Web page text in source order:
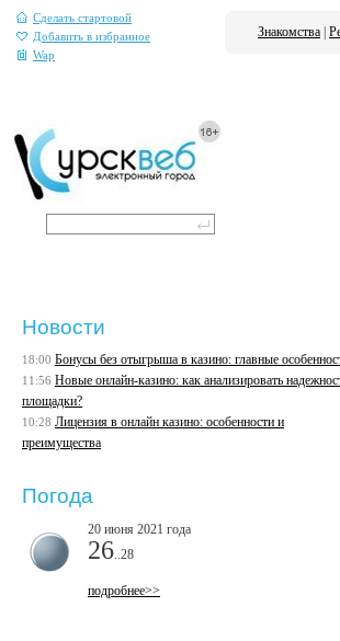
Сделать стартовой
Добавить в избранное
Wap
Знакомства
Новости
18:00 Бонусы без отыгрыша в казино: главные
11:56 Новые онлайн-казино: как анализировать
площадки?
10:28 Лицензия в онлайн казино: особенности и
преимущества
Погода
20 июня 2021 года
26 ..28
подробнее>>